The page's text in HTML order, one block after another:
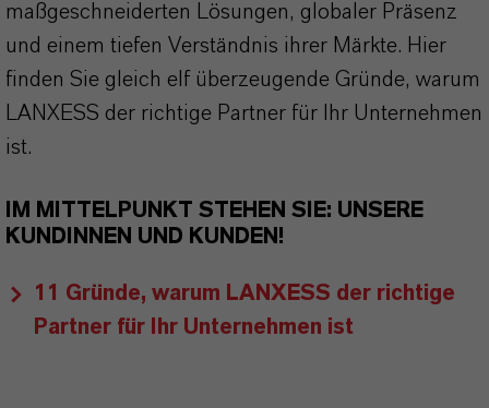
maßgeschneiderten Lösungen, globaler Präsenz
und einem tiefen Verständnis ihrer Märkte. Hier
finden Sie gleich elf überzeugende Gründe, warum
LANXESS der richtige Partner für Ihr Unternehmen
ist.
IM MITTELPUNKT STEHEN SIE: UNSERE
KUNDINNEN UND KUNDEN!
11 Gründe, warum LANXESS der richtige
Partner für Ihr Unternehmen ist